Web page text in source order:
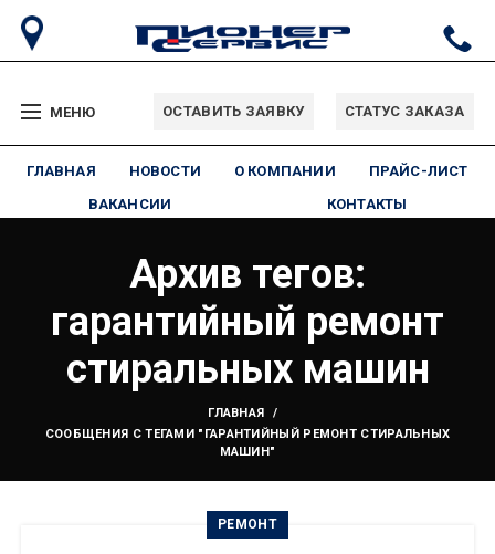
МЕНЮ ОСТАВИТЬ ЗАЯВКУ СТАТУС ЗАКАЗА
ГЛАВНАЯ НОВОСТИ О КОМПАНИИ
ПРАЙС-ЛИСТ
ВАКАНСИИ
КОНТАКТЫ
Архив тегов:
гарантийный ремонт
стиральных машин
ГЛАВНАЯ
СООБЩЕНИЯ С ТЕГАМИ "ГАРАНТИЙНЫЙ РЕМОНТ СТИРАЛЬНЫХ
МАШИН"
РЕМОНТ